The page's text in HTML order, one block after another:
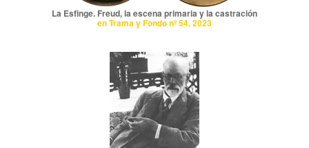
La Esfinge. Freud, la escena primaria y la castración
en Trama y Fondo nº 54, 2023